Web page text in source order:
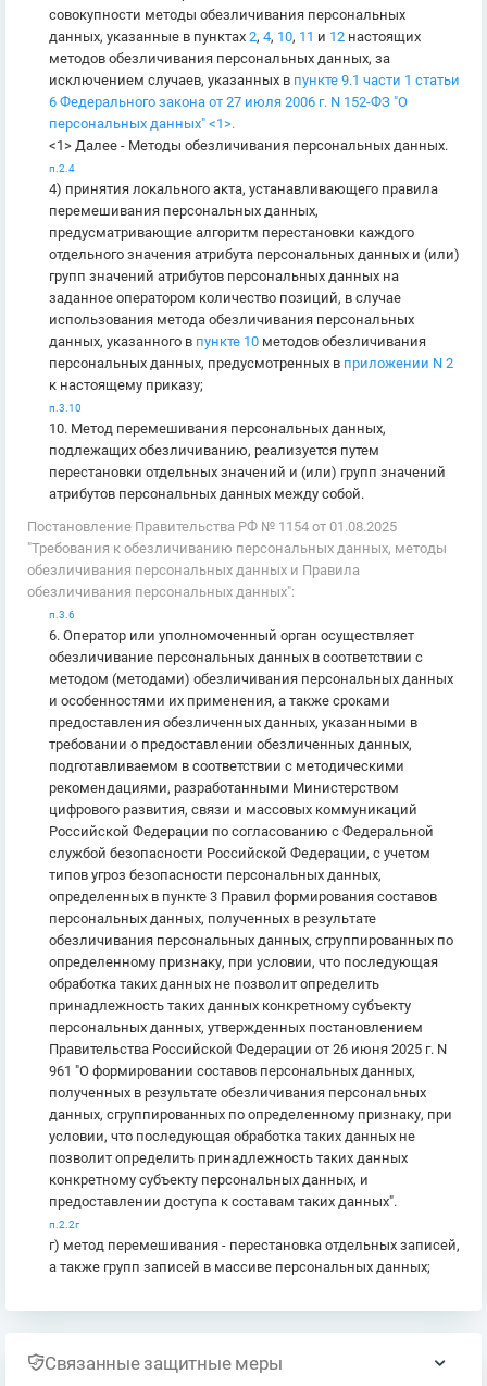
совокупности методы обезличивания персональных
данных, указанные в пунктах 2, 4, 10, 11 и 12 настоящих
методов обезличивания персональных данных, за
исключением случаев, указанных в пункте 9.1 части 1 статьи
6 Федерального закона от 27 июля 2006 г. N 152-ФЗ "О
персональных данных" <1>.
<1> Далее - Методы обезличивания персональных данных.
п.2.4
4) принятия локального акта, устанавливающего правила
перемешивания персональных данных,
предусматривающие алгоритм перестановки каждого
отдельного значения атрибута персональных данных и (или)
групп значений атрибутов персональных данных на
заданное оператором количество позиций, в случае
использования метода обезличивания персональных
данных, указанного в пункте 10 методов обезличивания
персональных данных, предусмотренных в приложении N 2
к настоящему приказу;
п.3.10
10. Метод перемешивания персональных данных,
подлежащих обезличиванию, реализуется путем
перестановки отдельных значений и (или) групп значений
атрибутов персональных данных между собой.
Постановление Правительства РФ № 1154 от 01.08.2025
"Требования к обезличиванию персональных данных, методы
обезличивания персональных данных и Правила
обезличивания персональных данных":
п.3.6
6. Оператор или уполномоченный орган осуществляет
обезличивание персональных данных в соответствии с
методом (методами) обезличивания персональных данных
и особенностями их применения, а также сроками
предоставления обезличенных данных, указанными в
требовании о предоставлении обезличенных данных,
подготавливаемом в соответствии с методическими
рекомендациями, разработанными Министерством
цифрового развития, связи и массовых коммуникаций
Российской Федерации по согласованию с Федеральной
службой безопасности Российской Федерации, с учетом
типов угроз безопасности персональных данных,
определенных в пункте 3 Правил формирования составов
персональных данных, полученных в результате
обезличивания персональных данных, сгруппированных по
определенному признаку, при условии, что последующая
обработка таких данных не позволит определить
принадлежность таких данных конкретному субъекту
персональных данных, утвержденных постановлением
Правительства Российской Федерации от 26 июня 2025 г. N
961 "О формировании составов персональных данных,
полученных в результате обезличивания персональных
данных, сгруппированных по определенному признаку, при
условии, что последующая обработка таких данных не
позволит определить принадлежность таких данных
конкретному субъекту персональных данных, и
предоставлении доступа к составам таких данных".
п.2.2г
г) метод перемешивания - перестановка отдельных записей,
а также групп записей в массиве персональных данных;
Связанные защитные меры